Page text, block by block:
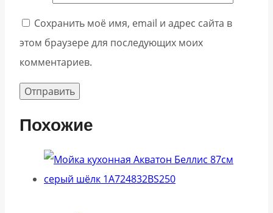
Сохранить моё имя, email и адрес сайта в
этом браузере для последующих моих
комментариев.
Похожие